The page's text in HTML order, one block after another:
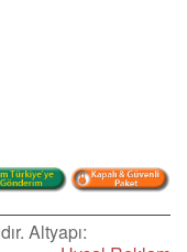
Altyapı: